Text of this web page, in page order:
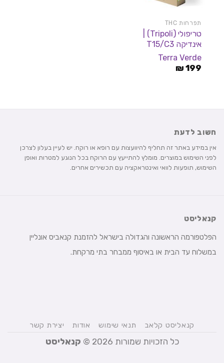
תפרחות THC
טריפולי (Tripoli) |
אינדיקה T15/C3
Terra Verde
199
₪
חשוב לדעת
אין במידע באתר זה תחליף להיוועצות עם רופא או רוקח. יש לעיין בעלון לצרכן
לפני השימוש במוצרים. מומלץ להתייעץ עם הרוקח בכל הנוגע למטרות ואופן
השימוש, תופעות לוואי ואינטראקציה עם תכשירים אחרים.
קנאליסט
הפלטפורמה הראשונה והגדולה בישראל להזמנת קנאביס אונליין
במשלוח עד הבית או באיסוף ממבחר בתי מרקחת.
קנאליסט קלאב תנאי שימוש אודות יצירת קשר
כל הזכויות שמורות 2026 © קנאליסט